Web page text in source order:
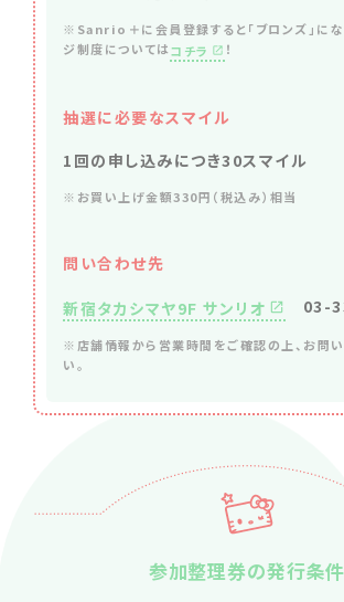
※Sanrio＋に会員登録すると「ブロンズ」にな
ジ制度についてはコチラ ！
抽選に必要なスマイル
1回の申し込みにつき30スマイル
※お買い上げ金額330円（税込み）相当
問い合わせ先
新宿タカシマヤ9F サンリオ 03-
※店舗情報から営業時間をご確認の上、お問い
い。
参加整理券の発行条件